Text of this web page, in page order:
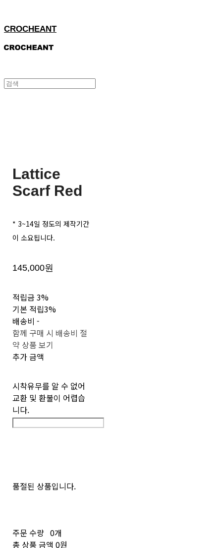
CROCHEANT
Lattice
Scarf Red
* 3~14일 정도의 제작기간
이 소요됩니다.
145,000원
적립금 3%
기본 적립3%
배송비-
함께 구매 시 배송비 절
약 상품 보기
추가 금액
시착유무를 알 수 없어
교환 및 환불이 어렵습
니다.
품절된 상품입니다.
주문 수량 0개
총 상품 금액 0원